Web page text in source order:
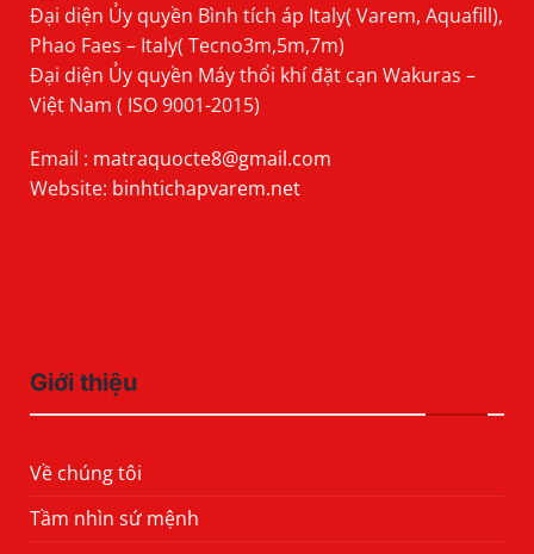
Đại diện Ủy quyền Bình tích áp Italy( Varem, Aquafill),
Phao Faes – Italy( Tecno3m,5m,7m)
Đại diện Ủy quyền Máy thổi khí đặt cạn Wakuras –
Việt Nam ( ISO 9001-2015)
Email : matraquocte8@gmail.com
Website: binhtichapvarem.net
Giới thiệu
Về chúng tôi
Tầm nhìn sứ mệnh